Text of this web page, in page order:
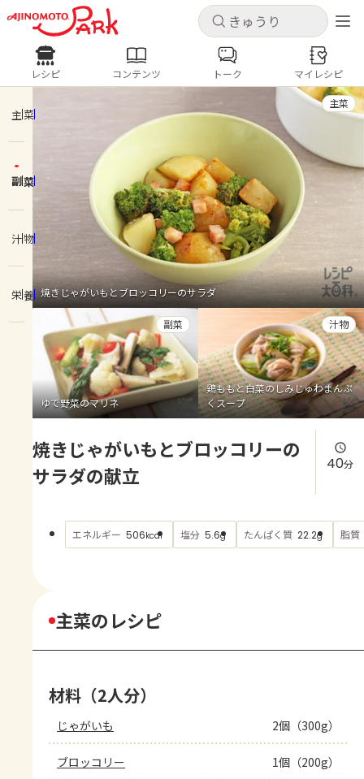
キャンセル
ログインするとレシピを保存できます
新規登録
ホーム
コンテンツ
レシピ
トーク
よくあるお問い合わせ
お買い物
AJINOMOTO PARK とは
キャンセル
レシピ コンテンツ
人気の食材・レシピ
きゅうり なす トマト
とうもろこし
ピーマン
みょうが ゴーヤ
レシピ コンテンツ トーク マイレシピ
主菜
副菜
汁物
栄養 焼きじゃがいもとブロッコリーのサラダ
主菜
ゆで野菜のマリネ
副菜
鶏ももと白菜のしみじゅわまんぷ
くスープ
汁物
焼きじゃがいもとブロッコリーの
サラダの献立
40分
エネルギー 506kcal 塩分 5.6g たんぱく質 22.2g 脂質
主菜のレシピ
材料（2人分）
じゃがいも 2個（300g）
ブロッコリー 1個（200g）